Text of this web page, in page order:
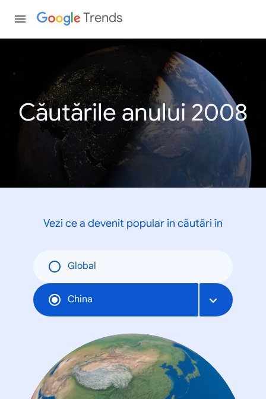
Trends
Căutările anului 2008
Vezi ce a devenit popular în căutări în
Global
China